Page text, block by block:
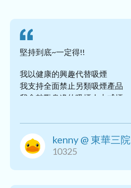
堅持到底~一定得!!
我以健康的興趣代替吸煙
我支持全面禁止另類吸煙產品
我會鼓勵身邊的吸煙人士戒煙
kenny @ 東華三院
10325